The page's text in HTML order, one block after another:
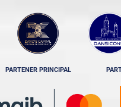
PARTENER PRINCIPAL